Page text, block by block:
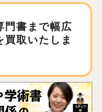
門書まで幅広
取いたしま